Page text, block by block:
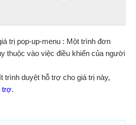
trị pop-up-menu : Một trình đơn
thuộc vào việc điều khiển của người
trình duyệt hỗ trợ cho giá trị này,
trợ.